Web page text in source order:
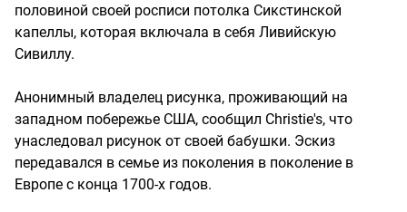
половиной своей росписи потолка Сикстинской
капеллы, которая включала в себя Ливийскую
Сивиллу.
Анонимный владелец рисунка, проживающий на
западном побережье США, сообщил Christie's, что
унаследовал рисунок от своей бабушки. Эскиз
передавался в семье из поколения в поколение в
Европе с конца 1700-х годов.